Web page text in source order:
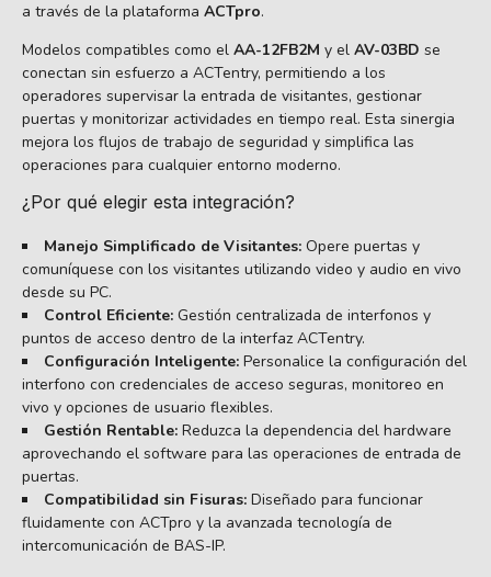
a través de la plataforma ACTpro.
Modelos compatibles como el AA-12FB2M y el AV-03BD se
conectan sin esfuerzo a ACTentry, permitiendo a los
operadores supervisar la entrada de visitantes, gestionar
puertas y monitorizar actividades en tiempo real. Esta sinergia
mejora los flujos de trabajo de seguridad y simplifica las
operaciones para cualquier entorno moderno.
¿Por qué elegir esta integración?
Manejo Simplificado de Visitantes: Opere puertas y
comuníquese con los visitantes utilizando video y audio en vivo
desde su PC.
Control Eficiente: Gestión centralizada de interfonos y
puntos de acceso dentro de la interfaz ACTentry.
Configuración Inteligente: Personalice la configuración del
interfono con credenciales de acceso seguras, monitoreo en
vivo y opciones de usuario flexibles.
Gestión Rentable: Reduzca la dependencia del hardware
aprovechando el software para las operaciones de entrada de
puertas.
Compatibilidad sin Fisuras: Diseñado para funcionar
fluidamente con ACTpro y la avanzada tecnología de
intercomunicación de BAS-IP.